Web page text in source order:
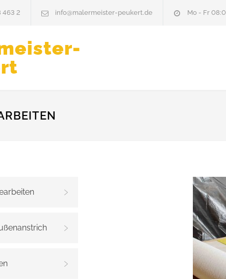
463 2 info@malermeister-peukert.de Mo - Fr